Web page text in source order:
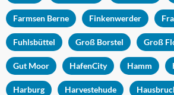
Farmsen Berne Finkenwerder
Fuhlsbüttel Groß Borstel Groß
Gut Moor HafenCity Hamm
Harburg Harvestehude